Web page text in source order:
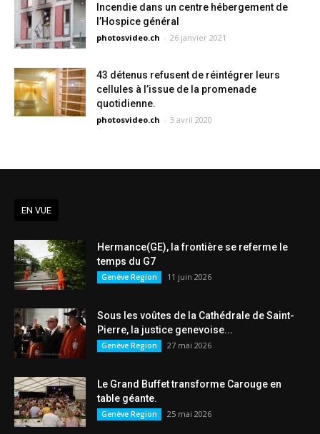
Incendie dans un centre hébergement de
l’Hospice général
photosvideo.ch - 26 janvier 2021
43 détenus refusent de réintégrer leurs
cellules à l’issue de la promenade
quotidienne.
photosvideo.ch - 3 avril 2020
EN VUE
Hermance(GE), la frontière se referme le
temps du G7
Genève Region 11 juin 2026
Sous les voûtes de la Cathédrale de Saint-
Pierre, la justice genevoise...
Genève Region 27 mai 2026
Le Grand Buffet transforme Carouge en
table géante.
Genève Region 25 mai 2026